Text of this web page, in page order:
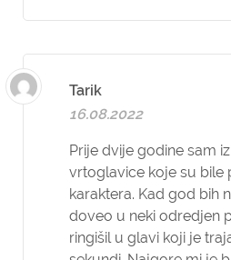
Tarik
16.08.2022
Prije dvije godine sam
vrtoglavice koje su bile
karaktera. Kad god bih
doveo u neki odredjen
ringišil u glavi koji je